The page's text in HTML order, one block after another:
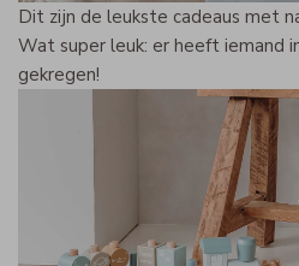
Dit zijn de leukste cadeaus met
Wat super leuk: er heeft iemand
gekregen!